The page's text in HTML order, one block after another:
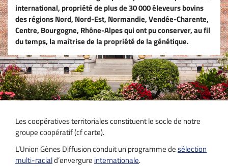
international, propriété de plus de 30 000 éleveurs bovins
des régions Nord, Nord-Est, Normandie, Vendée-Charente,
Centre, Bourgogne, Rhône-Alpes qui ont pu conserver, au fil
du temps, la maîtrise de la propriété de la génétique.
Les coopératives territoriales constituent le socle de notre
groupe coopératif (cf carte).
L’Union Gènes Diffusion conduit un programme desélection
multi-raciald’envergure internationale.